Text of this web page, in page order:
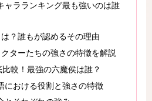
ャラランキング最も強いのは誰
？誰もが認めるその理由
ターたちの強さの特徴を解説
較！最強の六魔侯は誰？
における役割と強さの特徴